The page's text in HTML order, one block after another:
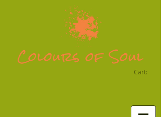
Cart: